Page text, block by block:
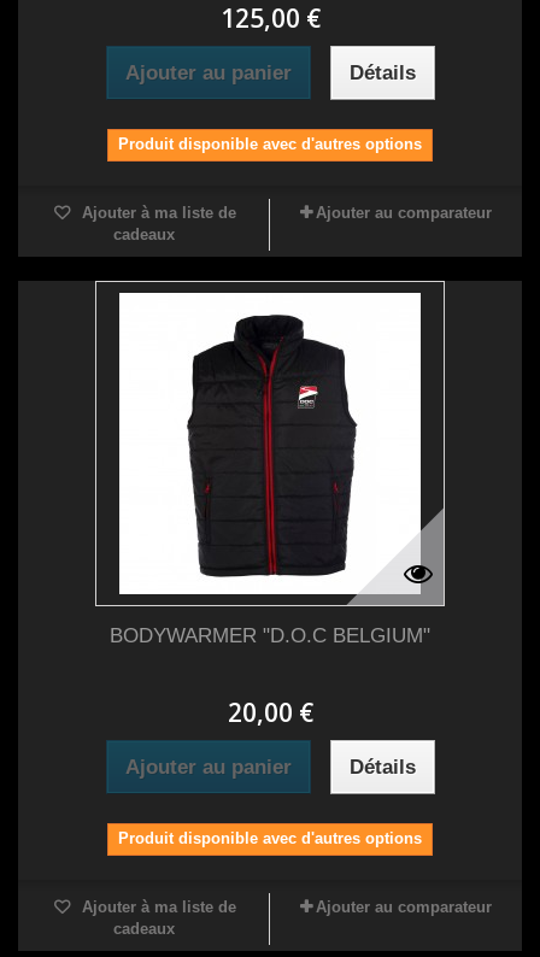
125,00 €
Ajouter au panier Détails
Produit disponible avec d'autres options
Ajouter à ma liste de
cadeaux
Ajouter au comparateur
BODYWARMER "D.O.C BELGIUM"
20,00 €
Ajouter au panier Détails
Produit disponible avec d'autres options
Ajouter à ma liste de
cadeaux
Ajouter au comparateur